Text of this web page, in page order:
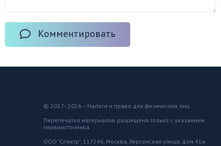
Комментировать
© 2017–2026 – Налоги и право для физических лиц
Перепечатка материалов разрешена только с указанием
первоисточника
ООО "Спектр", 117246, Москва, Херсонская улица, дом 41а